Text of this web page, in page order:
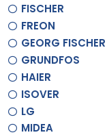
FISCHER
FREON
GEORG FISCHER
GRUNDFOS
HAIER
ISOVER
LG
MIDEA